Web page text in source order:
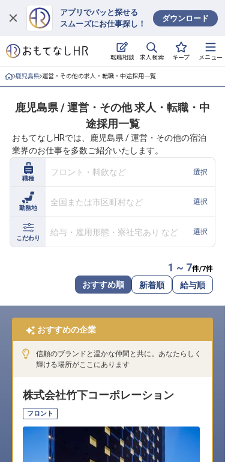
アプリでパッと探せる
スムーズにお仕事探し！
ダウンロード
転職相談 求人検索 キープ メニュー
ログイン
求人・施設を探す
就職・転職 合同説明会
おもてなしHRについて
ご利用の流れ
よくある質問
ホテル・宿泊業界情報コラム
転職サポートに申し込む
採用をお考えの企業様へ
鹿児島県 運営・その他の求人・転職・中途採用一覧
鹿児島県 / 運営・その他 求人・転職・中
途採用一覧
おもてなしHRでは、鹿児島県 / 運営・その他の宿泊
業界のお仕事を多数ご紹介いたします。
職種
フロント・料飲など 選択
勤務地
全国または市区町村など 選択
こだわり
給与・雇用形態・寮社宅あり など 選択
1 ~ 7件/7件
おすすめ順 新着順 給与順
おすすめの企業
信頼のブランドと温かな仲間と共に。あなたらしく
輝ける場所がここにあります
株式会社竹下コーポレーション
フロント